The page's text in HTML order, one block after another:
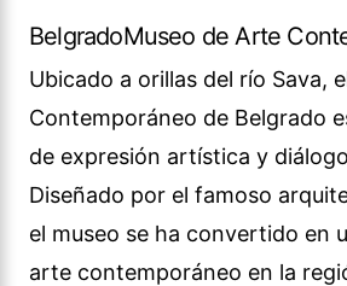
BelgradoMuseo de Arte
Ubicado a orillas del río Sava,
Contemporáneo de Belgrado
de expresión artística y
Diseñado por el famoso
el museo se ha convertido en
arte contemporáneo en la